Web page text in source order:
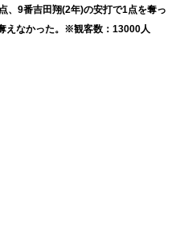
、9番吉田翔(2年)の安打で1点を奪っ
えなかった。※観客数：13000人